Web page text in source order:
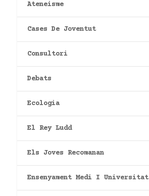
Ateneisme
Cases De Joventut
Consultori
Debats
Ecologia
El Rey Ludd
Els Joves Recomanan
Ensenyament Medi I Universitat